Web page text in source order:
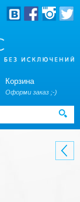
Корзина
Оформи заказ ;-)